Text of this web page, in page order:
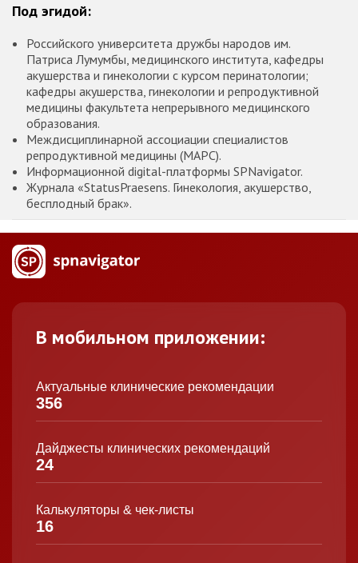
Под эгидой:
Российского университета дружбы народов им.
Патриса Лумумбы, медицинского института, кафедры
акушерства и гинекологии с курсом перинатологии;
кафедры акушерства, гинекологии и репродуктивной
медицины факультета непрерывного медицинского
образования.
Междисциплинарной ассоциации специалистов
репродуктивной медицины (МАРС).
Информационной digital-платформы SPNavigator.
Журнала «StatusPraesens. Гинекология, акушерство,
бесплодный брак».
В мобильном приложении:
Актуальные клинические рекомендации
356
Дайджесты клинических рекомендаций
24
Калькуляторы & чек-листы
16